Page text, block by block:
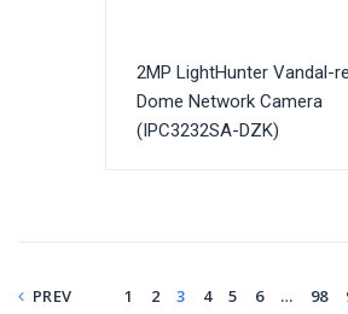
2MP LightHunter Vandal-
Dome Network Camera
(IPC3232SA-DZK)
PREV 1 2 3 4 5 6 … 98